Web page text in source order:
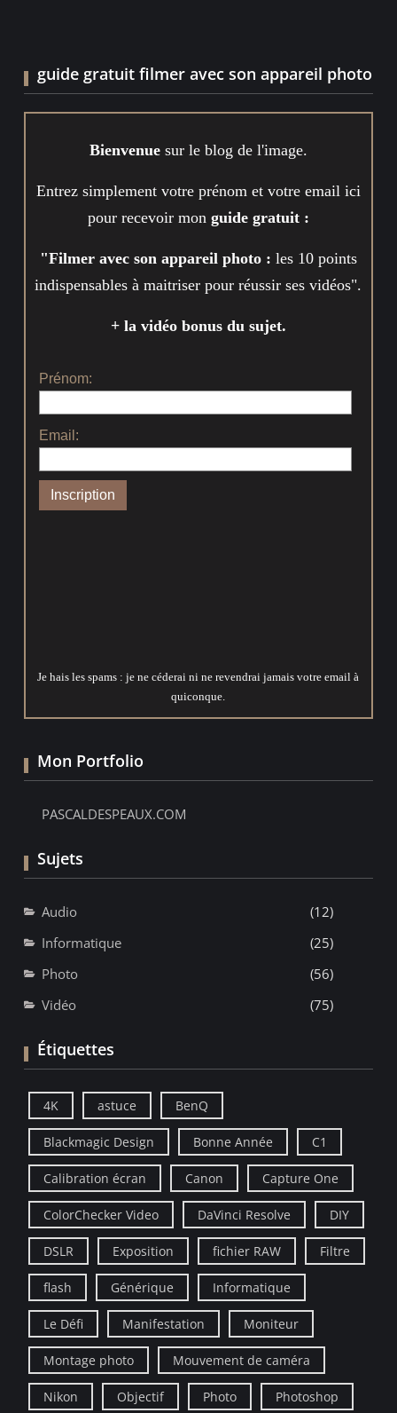
guide gratuit filmer avec son appareil photo
Bienvenuesur le blog de l'image.
Entrez simplement votre prénom et votre email ici
pour recevoir mon guide gratuit :
"Filmer avec son appareil photo : les 10 points
indispensables à maitriser pour réussir ses vidéos".
+ la vidéo bonus du sujet.
Prénom:
Email:
Je hais les spams : je ne céderai ni ne revendrai jamais votre email à
quiconque.
Mon Portfolio
PASCALDESPEAUX.COM
Sujets
Audio
(12)
Informatique
(25)
Photo
(56)
Vidéo
(75)
Étiquettes
4K astuce BenQ
Blackmagic Design Bonne Année C1
Calibration écran Canon Capture One
ColorChecker Video DaVinci Resolve DIY
DSLR Exposition fichier RAW Filtre
flash Générique Informatique
Le Défi Manifestation Moniteur
Montage photo Mouvement de caméra
Nikon Objectif Photo Photoshop